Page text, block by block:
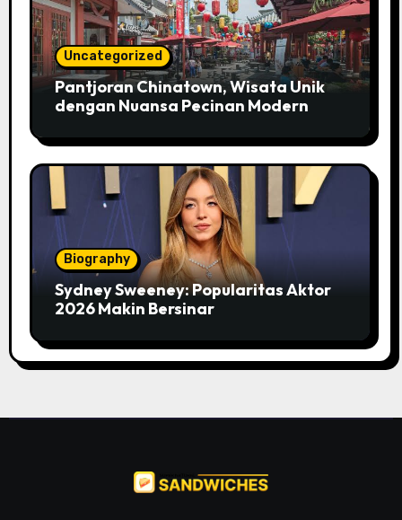
Uncategorized
Pantjoran Chinatown, Wisata Unik
dengan Nuansa Pecinan Modern
Biography
Sydney Sweeney: Popularitas Aktor
2026 Makin Bersinar